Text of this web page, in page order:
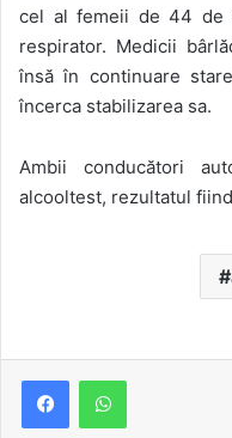
cel al femeii de 44 de
respirator. Medicii
însă în continuare
încerca stabilizarea sa.
Ambii conducători
alcooltest, rezultatul